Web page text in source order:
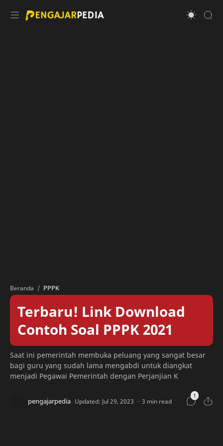
Beranda PPPK
Terbaru! Link Download
Contoh Soal PPPK 2021
Saat ini pemerintah membuka peluang yang sangat besar
bagi guru yang sudah lama mengabdi untuk diangkat
menjadi Pegawai Pemerintah dengan Perjanjian K
3 min read